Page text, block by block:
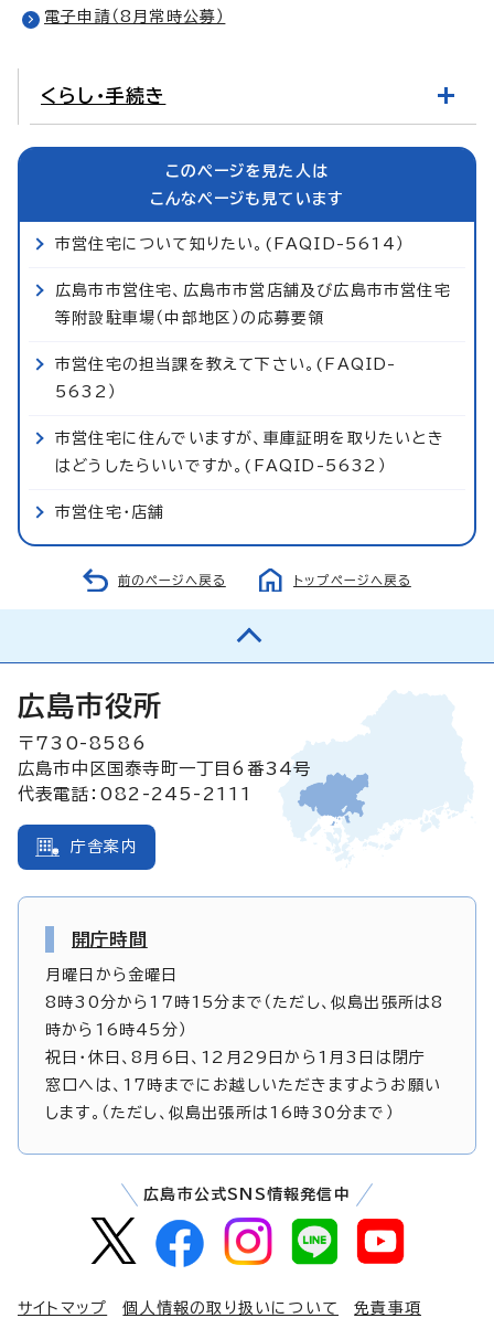
電子申請（8月常時公募）
くらし・手続き
このページを見た人は
こんなページも見ています
市営住宅について知りたい。(FAQID-5614）
広島市市営住宅、広島市市営店舗及び広島市市営住宅
等附設駐車場（中部地区）の応募要領
市営住宅の担当課を教えて下さい。(FAQID-
5632）
市営住宅に住んでいますが、車庫証明を取りたいとき
はどうしたらいいですか。(FAQID-5632）
市営住宅・店舗
前のページへ戻る トップページへ戻る
広島市役所
〒730-8586
広島市中区国泰寺町一丁目6番34号
代表電話：082-245-2111
庁舎案内
開庁時間
月曜日から金曜日
8時30分から17時15分まで（ただし、似島出張所は8
時から16時45分）
祝日・休日、8月6日、12月29日から1月3日は閉庁
窓口へは、17時までにお越しいただきますようお願い
します。（ただし、似島出張所は16時30分まで）
広島市公式SNS情報発信中
サイトマップ 個人情報の取り扱いについて 免責事項